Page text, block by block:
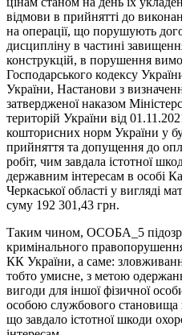
відмови в прийнятті до
на операції, що порушують
дисципліну в частині
конструкцій, в порушення
Господарського кодексу
України, Настанови з
затвердженої наказом
територій України від
кошторисних норм України у
прийняття та допущення до
робіт, чим завдала істотної
державним інтересам в особі
Черкаської області у вигляді
суму 192 301,43 грн.
Таким чином, ОСОБА_5
кримінального
КК України, а саме:
тобто умисне, з метою
вигоди для іншої фізичної
особою службового становища
що завдало істотної шкоди